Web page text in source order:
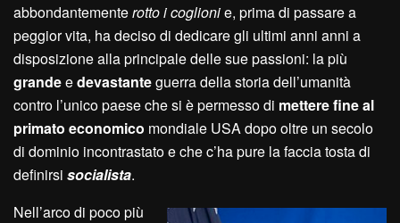
abbondantementerotto i coglionie, prima di passare a
peggior vita, ha deciso di dedicare gli ultimi anni anni a
disposizione alla principale delle sue passioni: la più
grandeedevastanteguerra della storia dell’umanità
contro l’unico paese che si è permesso di mettere fine al
primato economico mondiale USA dopo oltre un secolo
di dominio incontrastato e che c’ha pure la faccia tosta di
definirsi socialista.
Nell’arco di poco più